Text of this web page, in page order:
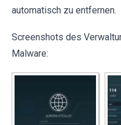
automatisch zu entfernen.
Screenshots des
Malware: